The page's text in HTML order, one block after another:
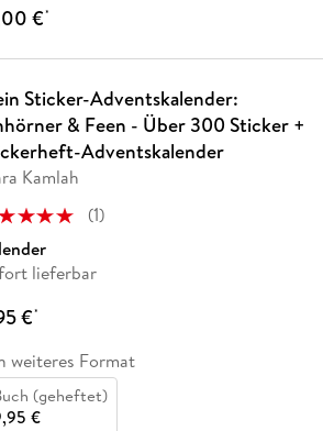
€*
Sticker-Adventskalender:
& Feen - Über 300 Sticker +
Adventskalender
Kamlah
(1)
lieferbar
€*
weiteres Format
(geheftet)
€